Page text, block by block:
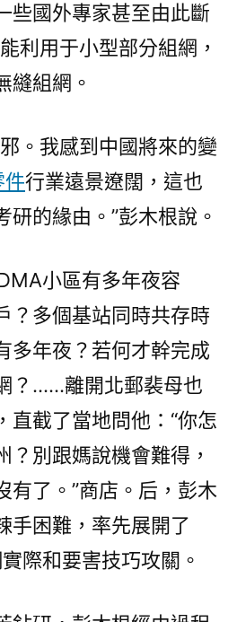
些國外專家甚至由此斷
利用于小型部分組網，
縫組網。
。我感到中國將來的變
件行業遠景遼闊，這也
研的緣由。”彭木根說。
小區有多年夜容
？多個基站同時共存時
多年夜？若何才幹完成
？……離開北郵裴母也
直截了當地問他：“你怎
？別跟媽說機會難得，
有了。”商店。后，彭木
手困難，率先展開了
際和要害技巧攻關。